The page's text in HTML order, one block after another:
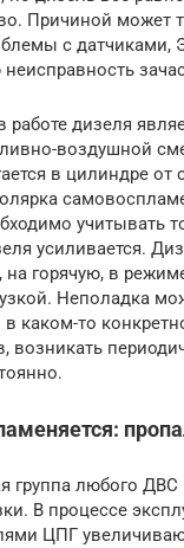
Причиной может
с датчиками,
дизеля
воздушной
в цилиндре от
учитывать
усиливается.
горячую, в
Неполадка
в каком-то
возникать
группа любого
В процессе
ЦПГ